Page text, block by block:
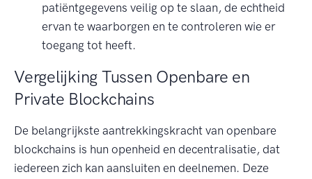
patiëntgegevens veilig op te slaan, de echtheid
ervan te waarborgen en te controleren wie er
toegang tot heeft.
Vergelijking Tussen Openbare en
Private Blockchains
De belangrijkste aantrekkingskracht van openbare
blockchains is hun openheid en decentralisatie, dat
iedereen zich kan aansluiten en deelnemen. Deze